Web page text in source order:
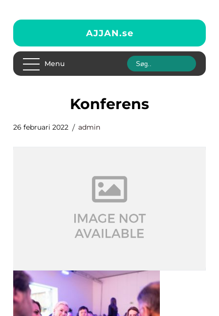
AJJAN.se
Menu
konferens
26 februari 2022 admin